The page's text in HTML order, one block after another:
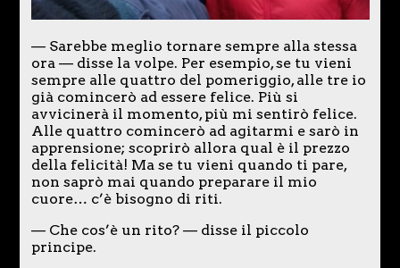
— Sarebbe meglio tornare sempre alla stessa
ora — disse la volpe. Per esempio, se tu vieni
sempre alle quattro del pomeriggio, alle tre io
già comincerò ad essere felice. Più si
avvicinerà il momento, più mi sentirò felice.
Alle quattro comincerò ad agitarmi e sarò in
apprensione; scoprirò allora qual è il prezzo
della felicità! Ma se tu vieni quando ti pare,
non saprò mai quando preparare il mio
cuore… c’è bisogno di riti.
— Che cos’è un rito? — disse il piccolo
principe.